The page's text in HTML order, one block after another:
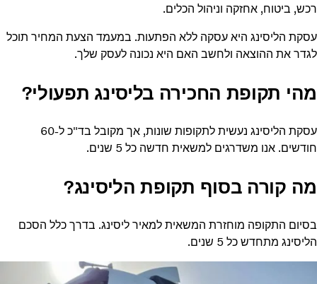
רכש, ביטוח, אחזקה וניהול הכלים.
עסקת הליסינג היא עסקה ללא הפתעות. במעמד הצעת המחיר תוכל
לגדר את ההוצאה ולחשב האם היא נכונה לעסק שלך.
מהי תקופת החכירה בליסינג תפעולי?
עסקת הליסינג נעשית לתקופות שונות, אך מקובל בד"כ ל-60
חודשים. אנו משדרגים למשאית חדשה כל 5 שנים.
מה קורה בסוף תקופת הליסינג?
בסיום התקופה מוחזרת המשאית למאיר ליסינג. בדרך כלל הסכם
הליסינג מתחדש כל 5 שנים.